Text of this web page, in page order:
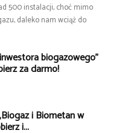
500 instalacji, choć mimo
daleko nam wciąż do
biogazowego”
za darmo!
i Biometan w
i...